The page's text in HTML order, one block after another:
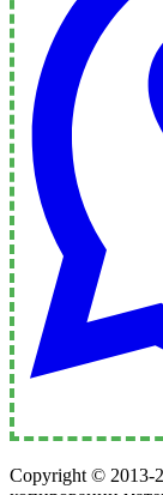
Copyright © 2013-